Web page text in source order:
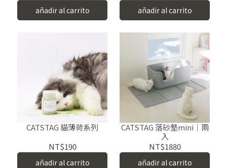
añadir al carrito añadir al carrito
CATSTAG 貓薄荷系列
NT$190
añadir al carrito
CATSTAG 落砂墊mini｜兩
入
NT$1880
añadir al carrito